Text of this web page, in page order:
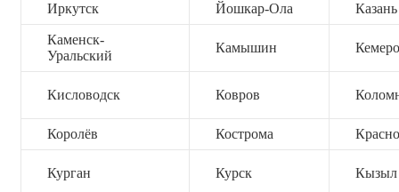
Иркутск Йошкар-Ола Казань
Каменск-
Уральский
Камышин
Кисловодск Ковров
Королёв Кострома
Курган Курск Кызыл